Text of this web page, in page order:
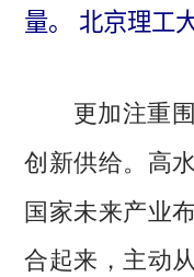
量。 北京理工
更加注重
创新供给。 高
国家未来产业
合起来，主动